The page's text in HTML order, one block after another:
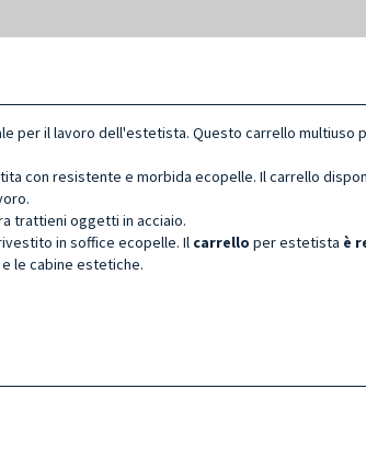
per il lavoro dell'estetista. Questo carrello multiuso
con resistente e morbida ecopelle. Il carrello
trattieni oggetti in acciaio.
in soffice ecopelle. Il carrello per estetista è
le cabine estetiche.